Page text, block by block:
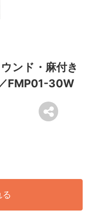
ンド・麻付き
FMP01-30W